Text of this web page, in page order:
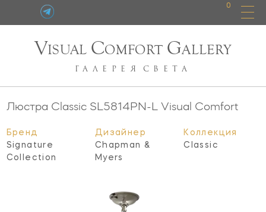
0
VISUAL COMFORT GALLERY
ГАЛЕРЕЯ СВЕТА
Люстра Classic SL5814PN-L Visual Comfort
Бренд
Signature
Collection
Дизайнер
Chapman &
Myers
Коллекция
Classic